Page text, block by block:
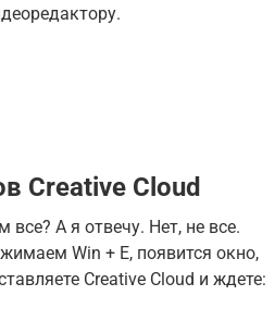
Creative Cloud
А я отвечу. Нет, не все.
Win + E, появится окно,
Creative Cloud и ждете: